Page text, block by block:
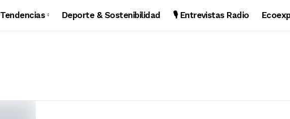
Tendencias Deporte & Sostenibilidad 🎙️ Entrevistas Radio